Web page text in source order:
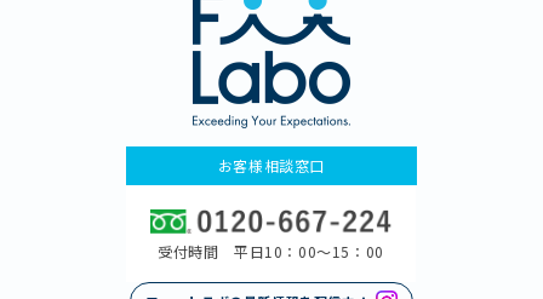
お客様相談窓口
受付時間 平日10：00〜15：00